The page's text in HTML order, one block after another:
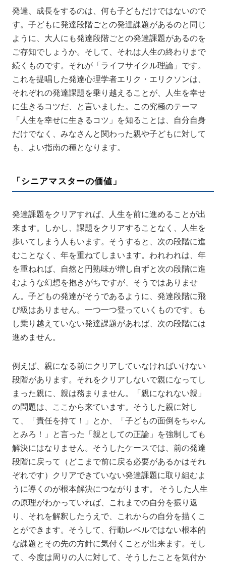
発達、成長をするのは、何も子どもだけではないので
す。子どもに発達段階ごとの発達課題があるのと同じ
ように、大人にも発達段階ごとの発達課題があるのを
ご存知でしょうか。そして、それは人生の終わりまで
続くものです。それが「ライフサイクル理論」です。
これを提唱した発達心理学者エリク・エリクソンは、
それぞれの発達課題を乗り越えることが、人生を幸せ
に生きるコツだ、と言いました。この究極のテーマ
「人生を幸せに生きるコツ」を知ることは、自分自身
だけでなく、みなさんと関わった親や子どもに対して
も、よい指南の種となります。
「シニアマスターの価値」
発達課題をクリアすれば、人生を前に進めることが出
来ます。しかし、課題をクリアすることなく、人生を
歩いてしまう人もいます。そうすると、次の段階に進
むことなく、年を重ねてしまいます。われわれは、年
を重ねれば、自然と円熟味が増し自ずと次の段階に進
むような幻想を抱きがちですが、そうではありませ
ん。子どもの発達がそうであるように、発達段階に飛
び級はありません。一つ一つ登っていくものです。も
し乗り越えていない発達課題があれば、次の段階には
進めません。
例えば、親になる前にクリアしていなければいけない
段階があります。それをクリアしないで親になってし
まった親に、親は務まりません。「親になれない親」
の問題は、ここから来ています。そうした親に対し
て、「責任を持て！」とか、「子どもの面倒をちゃん
とみろ！」と言った「親としての正論」を強制しても
解決にはなりません。そうしたケースでは、前の発達
段階に戻って（どこまで前に戻る必要があるかはそれ
ぞれです）クリアできていない発達課題に取り組むよ
うに導くのが根本解決につながります。 そうした人生
の原理がわかっていれば、これまでの自分を振り返
り、それを解釈したうえで、これからの自分を描くこ
とができます。そうして、行動レベルではない根本的
な課題とその先の方針に気付くことが出来ます。そし
て、今度は周りの人に対して、そうしたことを気付か